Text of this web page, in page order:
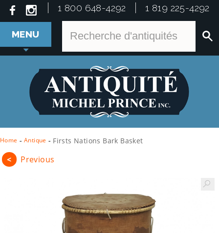
1 800 648-4292 1 819 225-4292
MENU
Home - Antique - Firsts Nations Bark Basket
< Previous